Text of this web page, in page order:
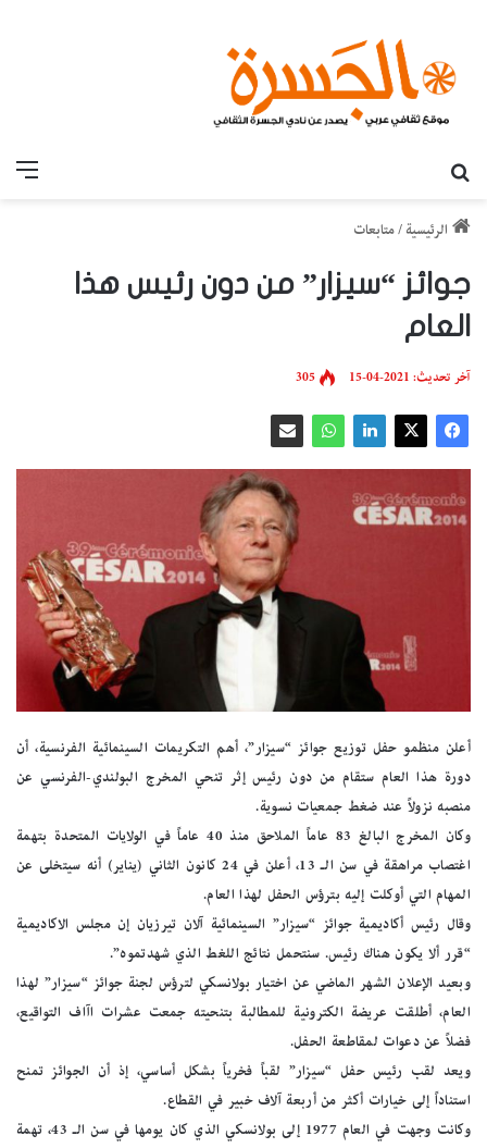
الرئيسية /متابعات
جوائز “سيزار” من دون رئيس هذا
العام
آخر تحديث: 2021-04-15 305
أعلن منظمو حفل توزيع جوائز “سيزار”، أهم التكريمات السينمائية الفرنسية، أن
دورة هذا العام ستقام من دون رئيس إثر تنحي المخرج البولندي-الفرنسي عن
منصبه نزولاً عند ضغط جمعيات نسوية.
وكان المخرج البالغ 83 عاماً الملاحق منذ 40 عاماً في الولايات المتحدة بتهمة
اغتصاب مراهقة في سن الـ 13، أعلن في 24 كانون الثاني (يناير) أنه سيتخلى عن
المهام التي أوكلت إليه بترؤس الحفل لهذا العام.
وقال رئيس أكاديمية جوائز “سيزار” السينمائية آلان تيرزيان إن مجلس الاكاديمية
“قرر ألا يكون هناك رئيس. سنتحمل نتائج اللغط الذي شهدتموه”.
وبعيد الإعلان الشهر الماضي عن اختيار بولانسكي لترؤس لجنة جوائز “سيزار” لهذا
العام، أطلقت عريضة الكترونية للمطالبة بتنحيته جمعت عشرات اآاف التواقيع،
فضلاً عن دعوات لمقاطعة الحفل.
ويعد لقب رئيس حفل “سيزار” لقباً فخرياً بشكل أساسي، إذ أن الجوائز تمنح
استناداً إلى خيارات أكثر من أربعة آلاف خبير في القطاع.
وكانت وجهت في العام 1977 إلى بولانسكي الذي كان يومها في سن الـ 43، تهمة